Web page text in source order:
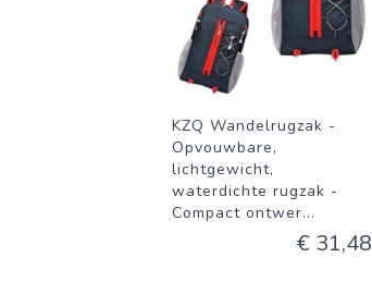
KZQ Wandelrugzak -
Opvouwbare,
lichtgewicht,
waterdichte rugzak -
Compact ontwer...
€ 31,48